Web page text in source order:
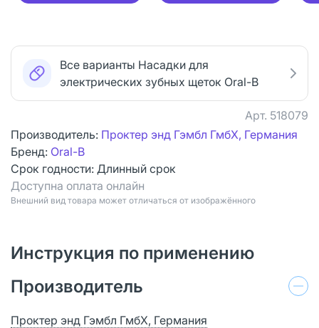
Все варианты Насадки для
электрических зубных щеток Oral-B
Арт. 518079
Производитель: Проктер энд Гэмбл ГмбХ, Германия
Бренд: Oral-B
Срок годности: Длинный срок
Доступна оплата онлайн
Bнешний вид товара может отличаться от изображённого
Инструкция по применению
Производитель
Проктер энд Гэмбл ГмбХ, Германия